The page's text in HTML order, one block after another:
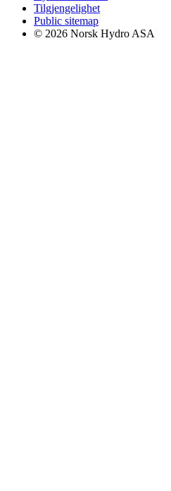
Tilgjengelighet
Public sitemap
© 2026 Norsk Hydro ASA